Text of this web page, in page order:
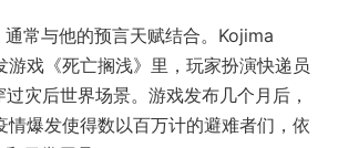
常与他的预言天赋结合。Kojima
戏《死亡搁浅》里，玩家扮演快递员
灾后世界场景。游戏发布几个月后，
情爆发使得数以百万计的避难者们，依